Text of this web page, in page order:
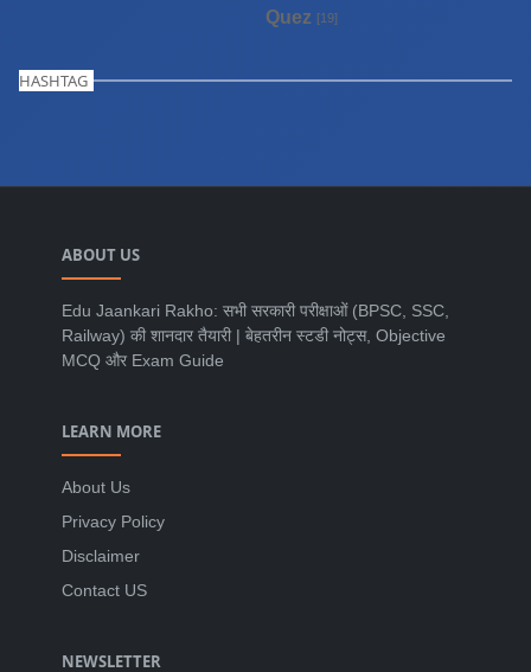
Quez [19]
HASHTAG
ABOUT US
Edu Jaankari Rakho: सभी सरकारी परीक्षाओं (BPSC, SSC,
Railway) की शानदार तैयारी | बेहतरीन स्टडी नोट्स, Objective
MCQ और Exam Guide
LEARN MORE
About Us
Privacy Policy
Disclaimer
Contact US
NEWSLETTER